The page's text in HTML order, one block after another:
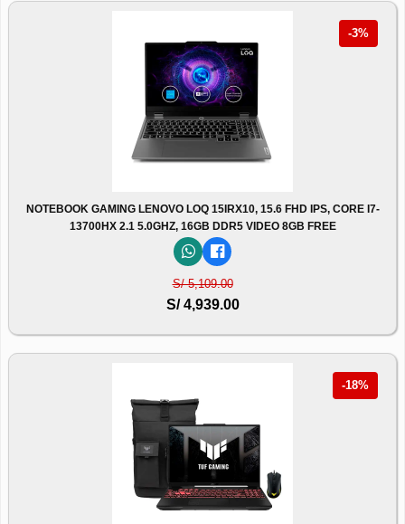
-3%
NOTEBOOK GAMING LENOVO LOQ 15IRX10, 15.6 FHD IPS, CORE I7-
13700HX 2.1 5.0GHZ, 16GB DDR5 VIDEO 8GB FREE
S/ 5,109.00
S/ 4,939.00
-18%